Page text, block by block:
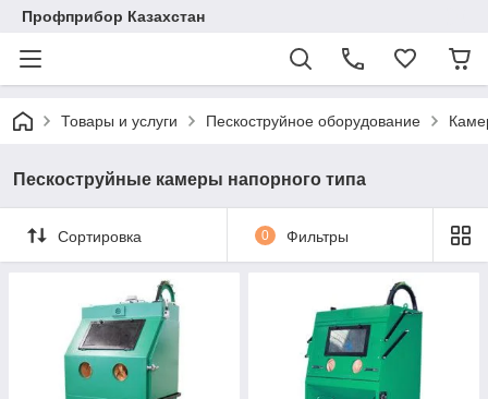
Профприбор Казахстан
Товары и услуги Пескоструйное оборудование
Пескоструйные камеры напорного типа
Сортировка 0 Фильтры